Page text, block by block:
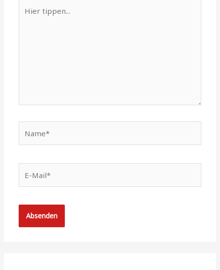
tippen...
Mail*